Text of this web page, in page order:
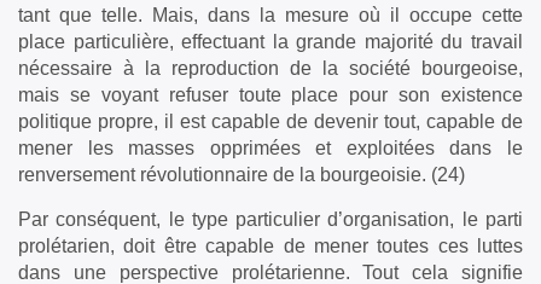
tant que telle. Mais, dans la mesure où il occupe cette
place particulière, effectuant la grande majorité du travail
nécessaire à la reproduction de la société bourgeoise,
mais se voyant refuser toute place pour son existence
politique propre, il est capable de devenir tout, capable de
mener les masses opprimées et exploitées dans le
renversement révolutionnaire de la bourgeoisie. (24)
Par conséquent, le type particulier d’organisation, le parti
prolétarien, doit être capable de mener toutes ces luttes
dans une perspective prolétarienne. Tout cela signifie